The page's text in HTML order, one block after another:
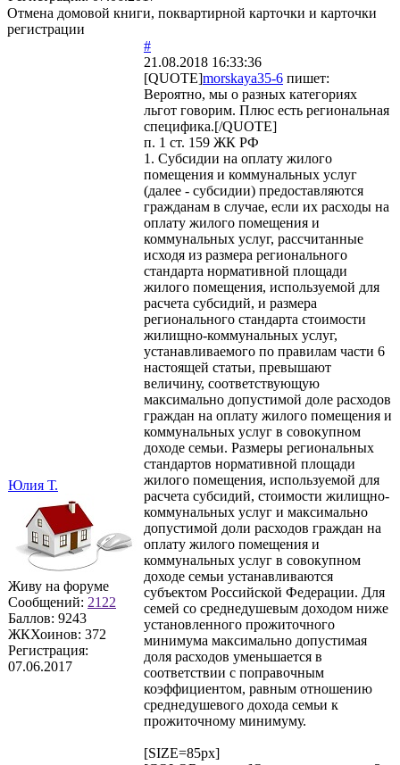
Отмена домовой книги, поквартирной карточки и карточки
регистрации
Юлия Т.
Живу на форуме
Сообщений: 2122
Баллов: 9243
ЖКХоинов: 372
Регистрация:
07.06.2017
#
21.08.2018 16:33:36
[QUOTE]morskaya35-6 пишет:
Вероятно, мы о разных категориях
льгот говорим. Плюс есть региональная
специфика.[/QUOTE]
п. 1 ст. 159 ЖК РФ
1. Субсидии на оплату жилого
помещения и коммунальных услуг
(далее - субсидии) предоставляются
гражданам в случае, если их расходы на
оплату жилого помещения и
коммунальных услуг, рассчитанные
исходя из размера регионального
стандарта нормативной площади
жилого помещения, используемой для
расчета субсидий, и размера
регионального стандарта стоимости
жилищно-коммунальных услуг,
устанавливаемого по правилам части 6
настоящей статьи, превышают
величину, соответствующую
максимально допустимой доле расходов
граждан на оплату жилого помещения и
коммунальных услуг в совокупном
доходе семьи. Размеры региональных
стандартов нормативной площади
жилого помещения, используемой для
расчета субсидий, стоимости жилищно-
коммунальных услуг и максимально
допустимой доли расходов граждан на
оплату жилого помещения и
коммунальных услуг в совокупном
доходе семьи устанавливаются
субъектом Российской Федерации. Для
семей со среднедушевым доходом ниже
установленного прожиточного
минимума максимально допустимая
доля расходов уменьшается в
соответствии с поправочным
коэффициентом, равным отношению
среднедушевого дохода семьи к
прожиточному минимуму.
[SIZE=85px]